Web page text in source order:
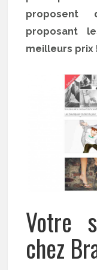
proposent
proposant
meilleurs prix
Votre
chez